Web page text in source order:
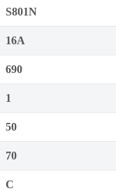
S801N
16А
690
1
50
70
C